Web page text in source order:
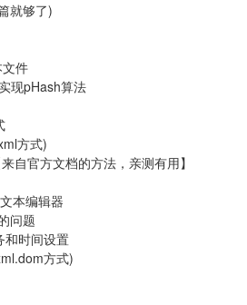
就够了)
件
现pHash算法
方式)
自官方文档的方法，亲测有用】
本编辑器
问题
和时间设置
方式)